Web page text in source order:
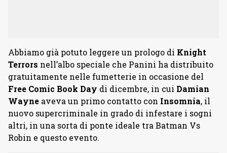
Abbiamo già potuto leggere un prologo di Knight
Terrors nell’albo speciale che Panini ha distribuito
gratuitamente nelle fumetterie in occasione del
Free Comic Book Day di dicembre, in cui Damian
Wayne aveva un primo contatto con Insomnia, il
nuovo supercriminale in grado di infestare i sogni
altri, in una sorta di ponte ideale tra Batman Vs
Robin e questo evento.